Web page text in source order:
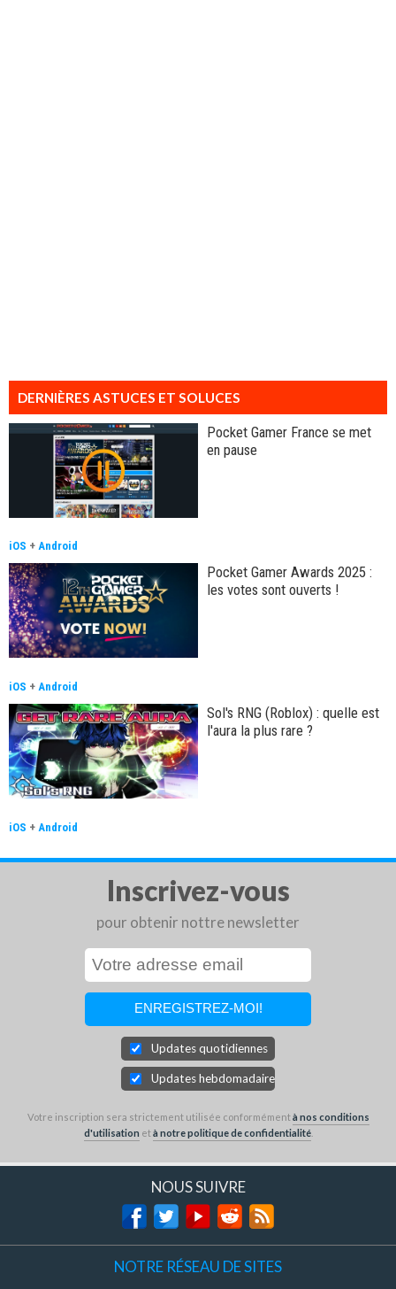
DERNIÈRES ASTUCES ET SOLUCES
Pocket Gamer France se met
en pause
iOS + Android
Pocket Gamer Awards 2025 :
les votes sont ouverts !
iOS + Android
Sol's RNG (Roblox) : quelle est
l'aura la plus rare ?
iOS + Android
Inscrivez-vous
pour obtenir nottre newsletter
Updates quotidiennes
Updates hebdomadaires
Votre inscription sera strictement utilisée conformémentà nos conditions
d'utilisation età notre politique de confidentialité.
NOUS SUIVRE
NOTRE RÉSEAU DE SITES